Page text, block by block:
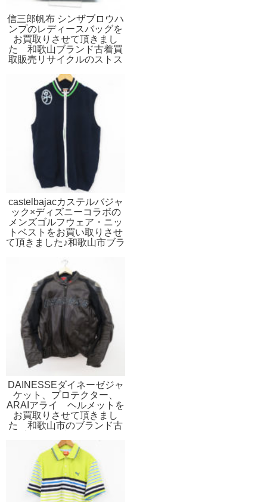
信三郎帆布 シンザブロウハ
ンプのレディースバッグを
お買取りさせて頂きまし
た 和歌山ブランド古着買
取販売リサイクルのストス
castelbajacカステルバジャ
ック×ディズニーコラボの
メンズゴルフウェア・ニッ
トベストをお買い取りさせ
て頂きました♪和歌山市ブラ
イクルのストスト
DAINESSEダイネーゼジャ
ケット、プロテクター、
ARAIアライ ヘルメットを
お買取りさせて頂きまし
た 和歌山市のブランド古